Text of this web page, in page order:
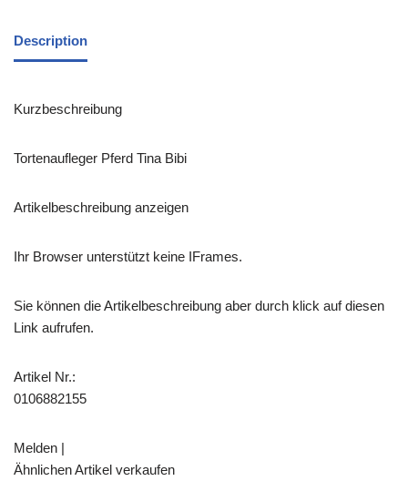
Description
Kurzbeschreibung
Tortenaufleger Pferd Tina Bibi
Artikelbeschreibung anzeigen
Ihr Browser unterstützt keine IFrames.
Sie können die Artikelbeschreibung aber durch klick auf diesen
Link aufrufen.
Artikel Nr.:
0106882155
Melden |
Ähnlichen Artikel verkaufen